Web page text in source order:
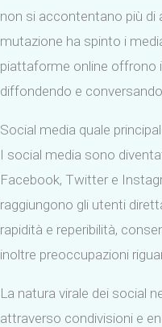
non si accontentano più di
mutazione ha spinto i
piattaforme online offrono
diffondendo e
Social media quale
I social media sono
Facebook, Twitter e
raggiungono gli utenti
rapidità e reperibilità,
inoltre preoccupazioni
La natura virale dei social
attraverso condivisioni e